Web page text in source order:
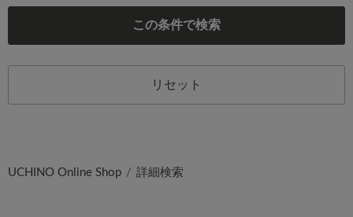
この条件で検索
リセット
UCHINO Online Shop 詳細検索